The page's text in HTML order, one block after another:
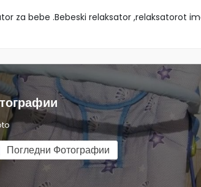
za bebe .Bebeski relaksator ,relaksatorot
Погледни Фотографии